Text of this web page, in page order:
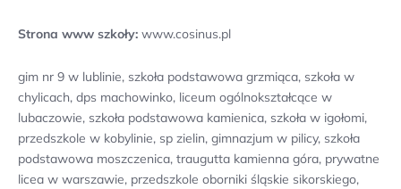
Strona www szkoły: www.cosinus.pl
gim nr 9 w lublinie, szkoła podstawowa grzmiąca, szkoła w
chylicach, dps machowinko, liceum ogólnokształcące w
lubaczowie, szkoła podstawowa kamienica, szkoła w igołomi,
przedszkole w kobylinie, sp zielin, gimnazjum w pilicy, szkoła
podstawowa moszczenica, traugutta kamienna góra, prywatne
licea w warszawie, przedszkole oborniki śląskie sikorskiego,